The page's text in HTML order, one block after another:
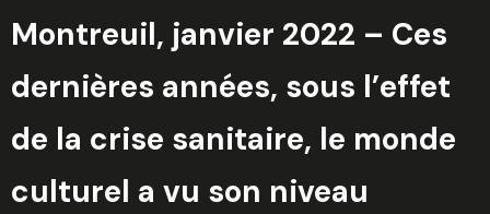
Montreuil, janvier 2022 – Ces
dernières années, sous l’effet
de la crise sanitaire, le monde
culturel a vu son niveau